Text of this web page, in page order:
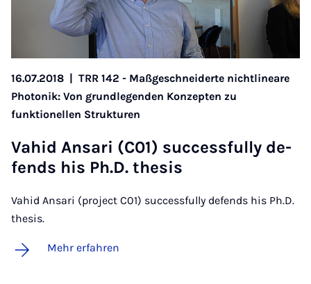
16.07.2018 | TRR 142 - Maßgeschneiderte nichtlineare
Photonik: Von grundlegenden Konzepten zu
funktionellen Strukturen
Va­hid An­sa­ri (C01) suc­cess­ful­ly de­
fends his Ph.D. the­sis
Vahid Ansari (project C01) successfully defends his Ph.D.
thesis.
Mehr erfahren